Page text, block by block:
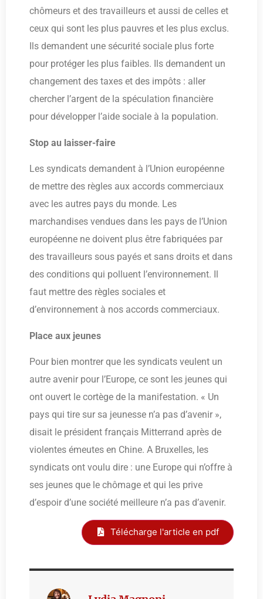
chômeurs et des travailleurs et aussi de celles et
ceux qui sont les plus pauvres et les plus exclus.
Ils demandent une sécurité sociale plus forte
pour protéger les plus faibles. Ils demandent un
changement des taxes et des impôts : aller
chercher l’argent de la spéculation financière
pour développer l’aide sociale à la population.
Stop au laisser-faire
Les syndicats demandent à l’Union européenne
de mettre des règles aux accords commerciaux
avec les autres pays du monde. Les
marchandises vendues dans les pays de l’Union
européenne ne doivent plus être fabriquées par
des travailleurs sous payés et sans droits et dans
des conditions qui polluent l’environnement. Il
faut mettre des règles sociales et
d’environnement à nos accords commerciaux.
Place aux jeunes
Pour bien montrer que les syndicats veulent un
autre avenir pour l’Europe, ce sont les jeunes qui
ont ouvert le cortège de la manifestation. « Un
pays qui tire sur sa jeunesse n’a pas d’avenir »,
disait le président français Mitterrand après de
violentes émeutes en Chine. A Bruxelles, les
syndicats ont voulu dire : une Europe qui n’offre à
ses jeunes que le chômage et qui les prive
d’espoir d’une société meilleure n’a pas d’avenir.
Télécharge l'article en pdf